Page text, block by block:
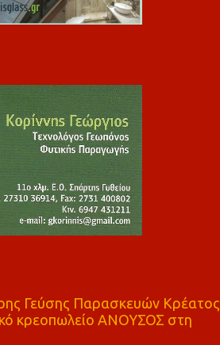
Γεύσης Παρασκευών Κρέατος
κρεοπωλείο ΑΝΟΥΣΟΣ στη